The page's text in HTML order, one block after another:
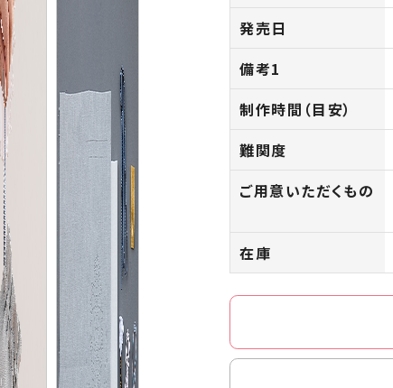
発売日
備考1
制作時間（目安）
難関度
ご用意いただくもの
在庫